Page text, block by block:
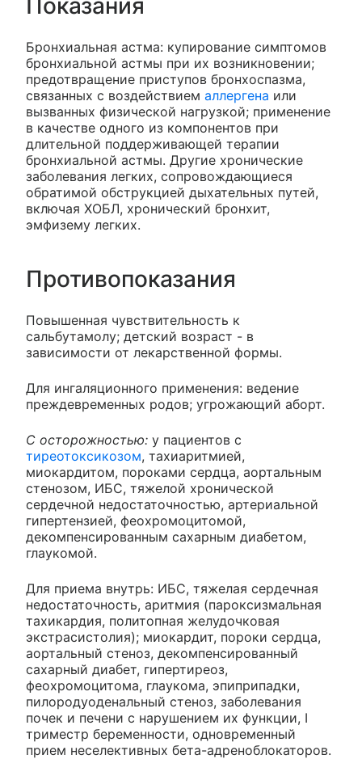
Показания
Бронхиальная астма: купирование симптомов
бронхиальной астмы при их возникновении;
предотвращение приступов бронхоспазма,
связанных с воздействием аллергена или
вызванных физической нагрузкой; применение
в качестве одного из компонентов при
длительной поддерживающей терапии
бронхиальной астмы. Другие хронические
заболевания легких, сопровождающиеся
обратимой обструкцией дыхательных путей,
включая ХОБЛ, хронический бронхит,
эмфизему легких.
Противопоказания
Повышенная чувствительность к
сальбутамолу; детский возраст - в
зависимости от лекарственной формы.
Для ингаляционного применения: ведение
преждевременных родов; угрожающий аборт.
С осторожностью: у пациентов с
тиреотоксикозом, тахиаритмией,
миокардитом, пороками сердца, аортальным
стенозом, ИБС, тяжелой хронической
сердечной недостаточностью, артериальной
гипертензией, феохромоцитомой,
декомпенсированным сахарным диабетом,
глаукомой.
Для приема внутрь: ИБС, тяжелая сердечная
недостаточность, аритмия (пароксизмальная
тахикардия, политопная желудочковая
экстрасистолия); миокардит, пороки сердца,
аортальный стеноз, декомпенсированный
сахарный диабет, гипертиреоз,
феохромоцитома, глаукома, эпиприпадки,
пилородуоденальный стеноз, заболевания
почек и печени с нарушением их функции, I
триместр беременности, одновременный
прием неселективных бета-адреноблокаторов.